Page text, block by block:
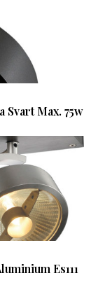
Svart Max. 75w
Es111